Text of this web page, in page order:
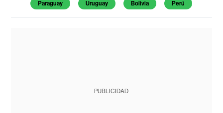
Paraguay Uruguay Bolivia Perú
PUBLICIDAD